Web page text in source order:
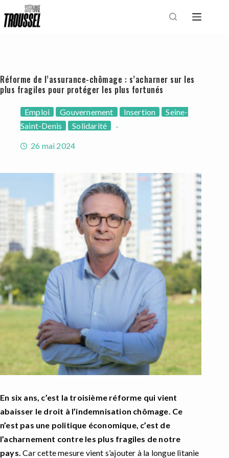
au
Réforme de l’assurance-chômage : s’acharner sur les
plus fragiles pour protéger les plus fortunés
Emploi Gouvernement Insertion
Seine-
Saint-Denis
Solidarité
26 mai 2024
En six ans, c’est la troisième réforme qui vient
abaisser le droit à l’indemnisation chômage. Ce
n’est pas une politique économique, c’est de
l’acharnement contre les plus fragiles de notre
pays.Car cette mesure vient s’ajouter à la longue litanie